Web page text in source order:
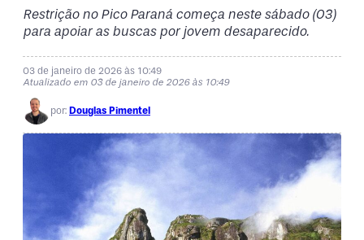
Restrição no Pico Paraná começa neste sábado (03)
para apoiar as buscas por jovem desaparecido.
03 de janeiro de 2026 às 10:49
Atualizado em 03 de janeiro de 2026 às 10:49
por: Douglas Pimentel